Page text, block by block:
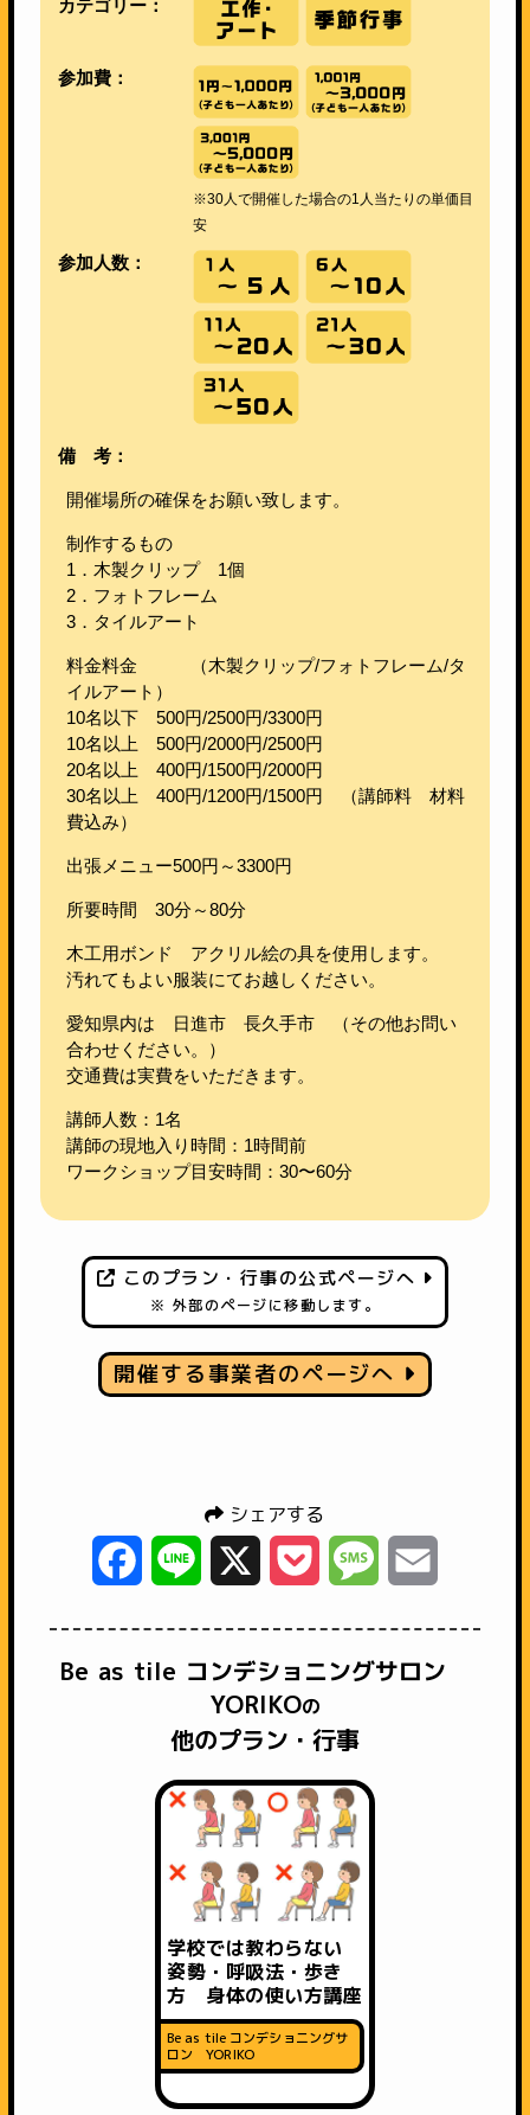
カテゴリー：
参加費：
※30人で開催した場合の1人当たりの単価目
安
参加人数：
備 考：
開催場所の確保をお願い致します。
制作するもの
1．木製クリップ 1個
2．フォトフレーム
3．タイルアート
料金料金 （木製クリップ/フォトフレーム/タ
イルアート）
10名以下 500円/2500円/3300円
10名以上 500円/2000円/2500円
20名以上 400円/1500円/2000円
30名以上 400円/1200円/1500円 （講師料 材料
費込み）
出張メニュー500円～3300円
所要時間 30分～80分
木工用ボンド アクリル絵の具を使用します。
汚れてもよい服装にてお越しください。
愛知県内は 日進市 長久手市 （その他お問い
合わせください。）
交通費は実費をいただきます。
講師人数：1名
講師の現地入り時間：1時間前
ワークショップ目安時間：30〜60分
このプラン・行事の公式ページへ
※ 外部のページに移動します。
開催する事業者のページへ
シェアする
Facebook
Line Pocket Message
Be as tile コンデショニングサロン
YORIKOの
他のプラン・行事
学校では教わらない
姿勢・呼吸法・歩き
方 身体の使い方講座
Be as tile コンデショニングサ
ロン YORIKO